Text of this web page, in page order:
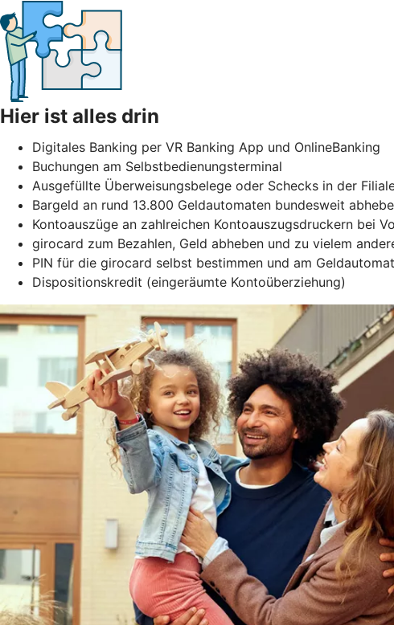
Hier ist alles drin
Digitales Banking per VR Banking App und OnlineBanking
Buchungen am Selbstbedienungsterminal
Ausgefüllte Überweisungsbelege oder Schecks in der
Bargeld an rund 13.800 Geldautomaten bundesweit
Kontoauszüge an zahlreichen Kontoauszugsdruckern bei
girocard zum Bezahlen, Geld abheben und zu vielem
PIN für die girocard selbst bestimmen und am
Dispositionskredit (eingeräumte Kontoüberziehung)